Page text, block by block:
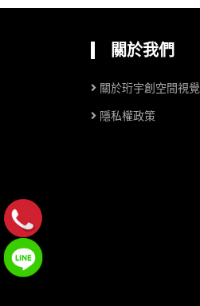
關於我們
關於珩宇創空間視覺
隱私權政策